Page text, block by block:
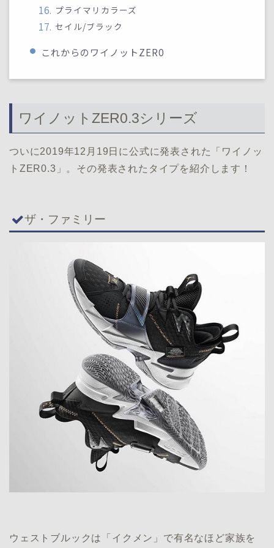
プライマリカラーズ
セイル/ブラック
これからのワイノットZER0
ワイノットZER0.3シリーズ
ついに2019年12月19日に公式に発表された「ワイノッ
トZER0.3」。その発表されたタイプを紹介します！
ザ・ファミリー
ウェストブルックは「イクメン」で有名なほど家族を